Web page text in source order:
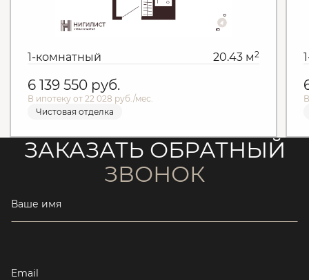
1-комнатный 20.43 м2
6 139 550 руб.
В ипотеку от 22 028 руб./мес.
Чистовая отделка
ЗАКАЗАТЬ ОБРАТНЫЙ
ЗВОНОК
Ваше имя
Email